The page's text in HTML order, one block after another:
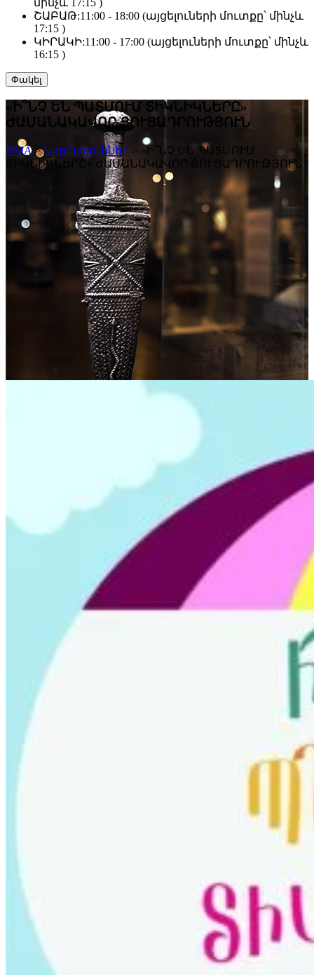
ՇԱԲԱԹ:11:00 - 18:00 (այցելուների մուտքը՝ մինչև
17:15 )
ԿԻՐԱԿԻ:11:00 - 17:00 (այցելուների մուտքը՝ մինչև
16:15 )
Փակել
«Ի՞ՆՉ ԵՆ ՊԱՏՄՈՒՄ ՏԻԿՆԻԿՆԵՐԸ»
ԺԱՄԱՆԱԿԱՎՈՐ ՑՈՒՑԱԴՐՈՒԹՅՈՒՆ
HMA>Նորություններ > «Ի՞ՆՉ ԵՆ ՊԱՏՄՈՒՄ
ՏԻԿՆԻԿՆԵՐԸ» ԺԱՄԱՆԱԿԱՎՈՐ ՑՈՒՑԱԴՐՈՒԹՅՈՒՆ